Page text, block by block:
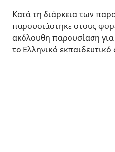
Κατά τη διάρκεια των
παρουσιάστηκε στους
ακόλουθη παρουσίαση
το Ελληνικό